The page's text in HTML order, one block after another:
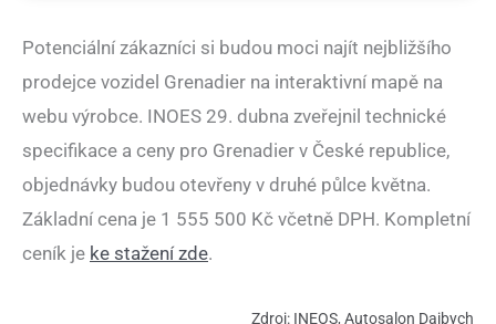
Potenciální zákazníci si budou moci najít nejbližšího
prodejce vozidel Grenadier na interaktivní mapě na
webu výrobce. INOES 29. dubna zveřejnil technické
specifikace a ceny pro Grenadier v České republice,
objednávky budou otevřeny v druhé půlce května.
Základní cena je 1 555 500 Kč včetně DPH. Kompletní
ceník je ke stažení zde.
Zdroj: INEOS, Autosalon Dajbych